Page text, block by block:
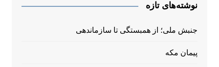
نوشته‌های تازه
جنبش ملی؛ از همبستگی تا سازماندهی
پیمان مکه